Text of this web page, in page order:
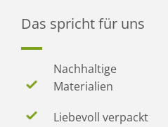
Das spricht für uns
Nachhaltige
Materialien
Liebevoll verpackt